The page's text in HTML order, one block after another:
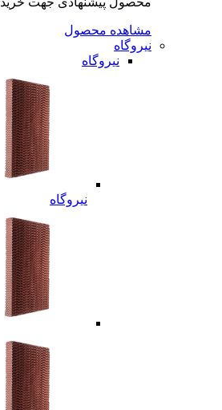
مشاهده محصول
نیروگاه
نیروگاه
نیروگاه